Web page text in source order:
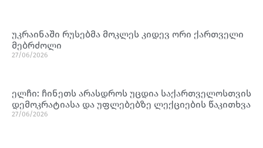
უკრაინაში რუსებმა მოკლეს კიდევ ორი ქართველი
მებრძოლი
27/06/2026
ელჩი: ჩინეთს არასდროს უცდია საქართველოსთვის
დემოკრატიასა და უფლებებზე ლექციების წაკითხვა
27/06/2026